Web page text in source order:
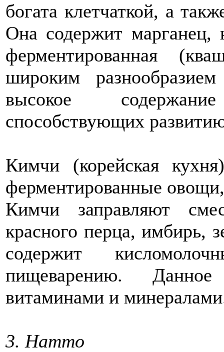
богата клетчаткой, а
Она содержит марганец,
ферментированная
широким
высокое
способствующих
Кимчи (корейская
ферментированные овощи,
Кимчи заправляют
красного перца, имбирь,
содержит
пищеварению.
витаминами и
3. Натто